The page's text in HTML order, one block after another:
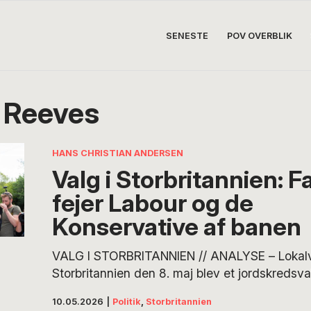
SENESTE POV OVERBLIK
HANS CHRISTIAN ANDERSEN
Valg i Storbritannien:
fejer Labour og de
Konservative af banen
VALG I STORBRITANNIEN // ANALYSE –
Storbritannien den 8. maj blev et
10.05.2026 Politik Storbritannien